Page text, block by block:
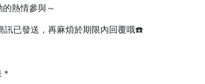
熱情參與～
已發送，再麻煩於期限內回覆哦☎️